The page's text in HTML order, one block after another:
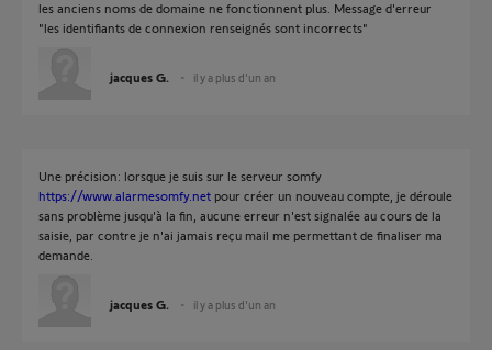
les anciens noms de domaine ne fonctionnent plus. Message d'erreur
"les identifiants de connexion renseignés sont incorrects"
jacques G. il y a plus d'un an
Une précision: lorsque je suis sur le serveur somfy
https://www.alarmesomfy.net pour créer un nouveau compte, je déroule
sans problème jusqu'à la fin, aucune erreur n'est signalée au cours de la
saisie, par contre je n'ai jamais reçu mail me permettant de finaliser ma
demande.
jacques G. il y a plus d'un an